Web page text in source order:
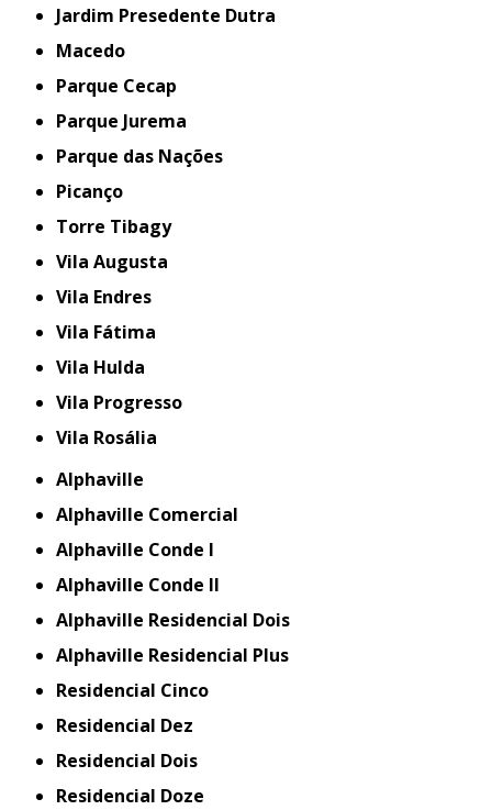
Jardim Presedente Dutra
Macedo
Parque Cecap
Parque Jurema
Parque das Nações
Picanço
Torre Tibagy
Vila Augusta
Vila Endres
Vila Fátima
Vila Hulda
Vila Progresso
Vila Rosália
Alphaville
Alphaville Comercial
Alphaville Conde I
Alphaville Conde II
Alphaville Residencial Dois
Alphaville Residencial Plus
Residencial Cinco
Residencial Dez
Residencial Dois
Residencial Doze